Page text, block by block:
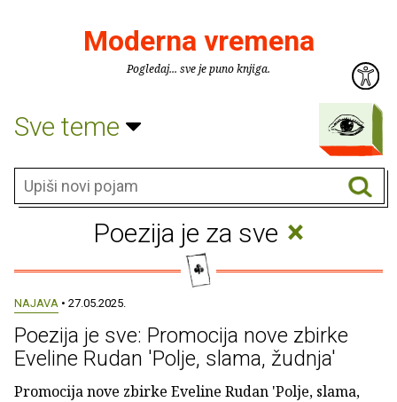
Moderna vremena
Pogledaj... sve je puno knjiga.
Sve teme
Poezija je za sve ×
NAJAVA • 27.05.2025.
Poezija je sve: Promocija nove zbirke
Eveline Rudan 'Polje, slama, žudnja'
Promocija nove zbirke Eveline Rudan 'Polje, slama,